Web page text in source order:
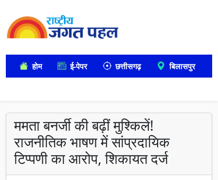
होम ई-पेपर छत्तीसगढ़ बिलासपुर
ममता बनर्जी की बढ़ीं मुश्किलें!
राजनीतिक भाषण में सांप्रदायिक
टिप्पणी का आरोप, शिकायत दर्ज